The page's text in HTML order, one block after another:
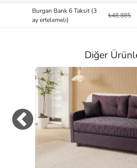
Burgan Bank 6 Taksit (3
ay ertelemeli)
₺48.885
Diğer